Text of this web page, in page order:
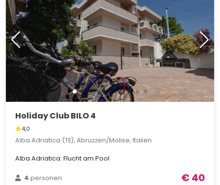
Holiday Club BILO 4
4,0
Alba Adriatica (TE), Abruzzen/Molise, Italien
Alba Adriatica: Flucht am Pool
4personen
€ 40